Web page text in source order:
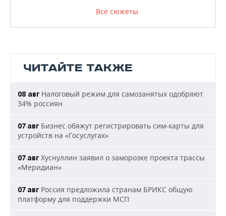
Все сюжеты
ЧИТАЙТЕ ТАКЖЕ
08 авг Налоговый режим для самозанятых одобряют
34% россиян
07 авг Бизнес обяжут регистрировать сим-карты для
устройств на «Госуслугах»
07 авг Хуснуллин заявил о заморозке проекта трассы
«Меридиан»
07 авг Россия предложила странам БРИКС общую
платформу для поддержки МСП